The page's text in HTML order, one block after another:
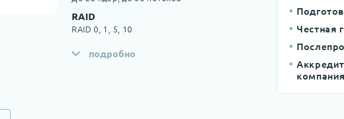
RAID
RAID 0, 1, 5, 10
подробно
Честная
компания